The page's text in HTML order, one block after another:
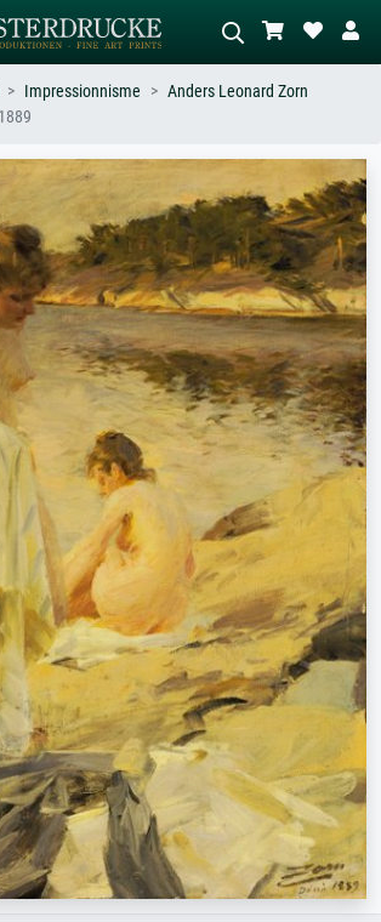
titre ou style –
de Hokusai,
Décrivez la scène – ex. prairie verte,
abstrait avec beaucoup de rouge,
tableau sombre, nu debout près d'un
arbre.
Impressionnisme
Anders Leonard Zorn